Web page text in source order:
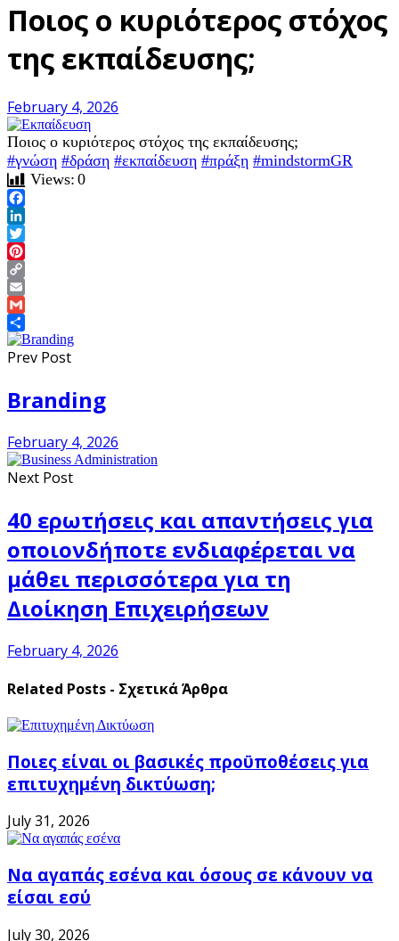
Ποιος ο κυριότερος στόχος
της εκπαίδευσης;
February 4, 2026
Ποιος ο κυριότερος στόχος της εκπαίδευσης;
#γνώση #δράση #εκπαίδευση #πράξη #mindstormGR
Views: 0
Facebook
LinkedIn
Twitter
Pinterest
Copy
Link
Email
Gmail
Share
Prev Post
Branding
February 4, 2026
Next Post
40 ερωτήσεις και απαντήσεις για
οποιονδήποτε ενδιαφέρεται να
μάθει περισσότερα για τη
Διοίκηση Επιχειρήσεων
February 4, 2026
Related Posts - Σχετικά Άρθρα
Ποιες είναι οι βασικές προϋποθέσεις για
επιτυχημένη δικτύωση;
July 31, 2026
Να αγαπάς εσένα και όσους σε κάνουν να
είσαι εσύ
July 30, 2026